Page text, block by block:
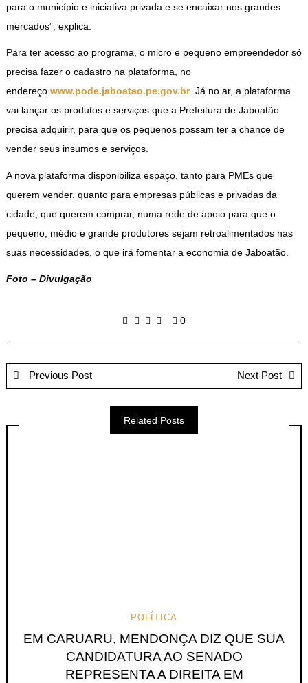
para o município e iniciativa privada e se encaixar nos grandes
mercados”, explica.
Para ter acesso ao programa, o micro e pequeno empreendedor só
precisa fazer o cadastro na plataforma, no
endereço www.pode.jaboatao.pe.gov.br. Já no ar, a plataforma
vai lançar os produtos e serviços que a Prefeitura de Jaboatão
precisa adquirir, para que os pequenos possam ter a chance de
vender seus insumos e serviços.
A nova plataforma disponibiliza espaço, tanto para PMEs que
querem vender, quanto para empresas públicas e privadas da
cidade, que querem comprar, numa rede de apoio para que o
pequeno, médio e grande produtores sejam retroalimentados nas
suas necessidades, o que irá fomentar a economia de Jaboatão.
Foto – Divulgação
0
Previous Post Next Post
Related Posts
POLÍTICA
EM CARUARU, MENDONÇA DIZ QUE SUA
CANDIDATURA AO SENADO
REPRESENTA A DIREITA EM